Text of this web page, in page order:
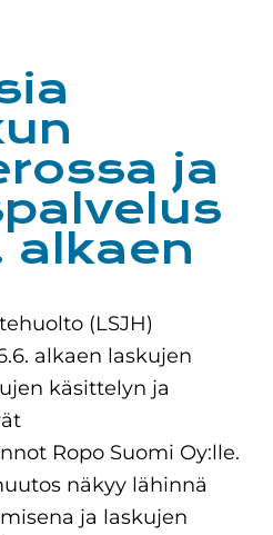
ja
alkaen
(LSJH)
alkaen laskujen
käsittelyn ja
Ropo Suomi Oy:lle.
näkyy lähinnä
ja laskujen